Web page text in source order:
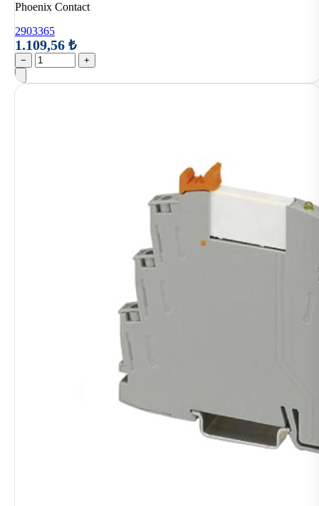
Phoenix Contact
2903365
1.109,56 ₺
− +